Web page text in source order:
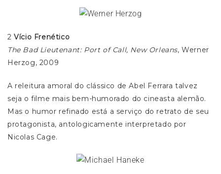
2Vício Frenético
The Bad Lieutenant: Port of Call, New Orleans, Werner
Herzog, 2009
A releitura amoral do clássico de Abel Ferrara talvez
seja o filme mais bem-humorado do cineasta alemão.
Mas o humor refinado está a serviço do retrato de seu
protagonista, antologicamente interpretado por
Nicolas Cage.